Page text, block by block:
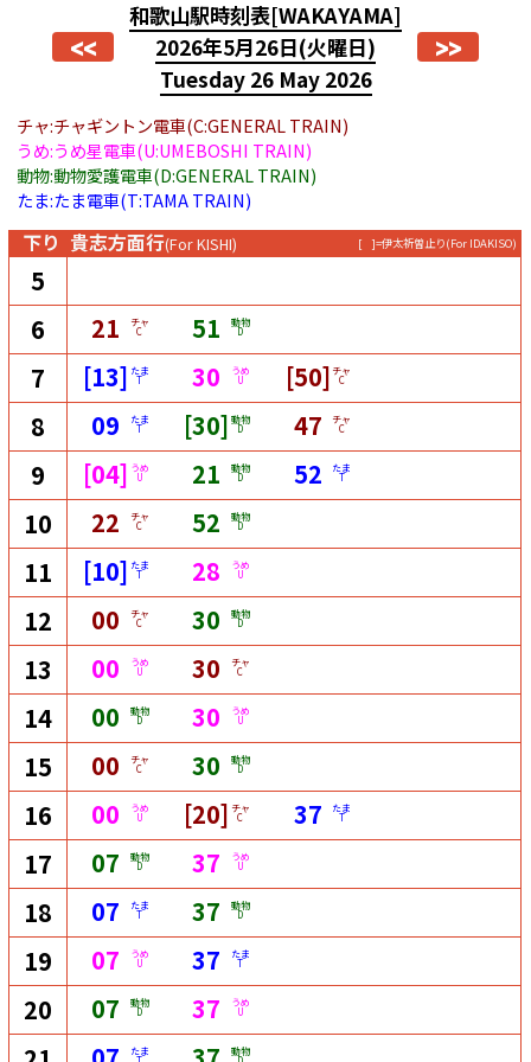
<<
和歌山駅時刻表[WAKAYAMA]
2026年5月26日(火曜日)
Tuesday 26 May 2026
>>
チャ:チャギントン電車(C:GENERAL TRAIN)
うめ:うめ星電車(U:UMEBOSHI TRAIN)
動物:動物愛護電車(D:GENERAL TRAIN)
たま:たま電車(T:TAMA TRAIN)
下り 貴志方面行(For KISHI) [ ]=伊太祈曽止り(For IDAKISO)
5
6
21 チャ
C 51 動物
D
7 [13] たま
T 30 うめ
U [50] チャ
C
8 09 たま
T [30] 動物
D 47 チャ
C
9 [04] うめ
U 21 動物
D 52 たま
T
10 22 チャ
C 52 動物
D
11 [10] たま
T 28 うめ
U
12 00 チャ
C 30 動物
D
13 00 うめ
U 30 チャ
C
14 00 動物
D 30 うめ
U
15 00 チャ
C 30 動物
D
16 00 うめ
U [20] チャ
C 37 たま
T
17 07 動物
D 37 うめ
U
18 07 たま
T 37 動物
D
19 07 うめ
U 37 たま
T
20 07 動物
D 37 うめ
U
たま 動物